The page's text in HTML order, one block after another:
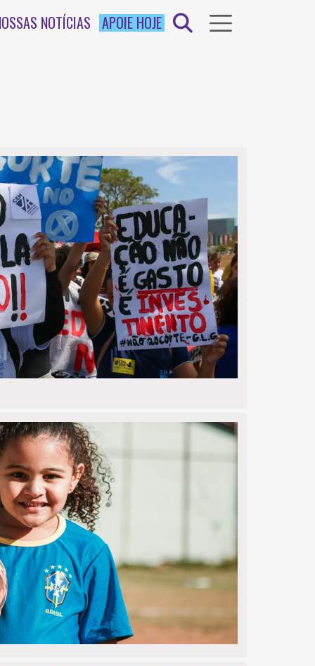
NOTÍCIAS APOIE HOJE